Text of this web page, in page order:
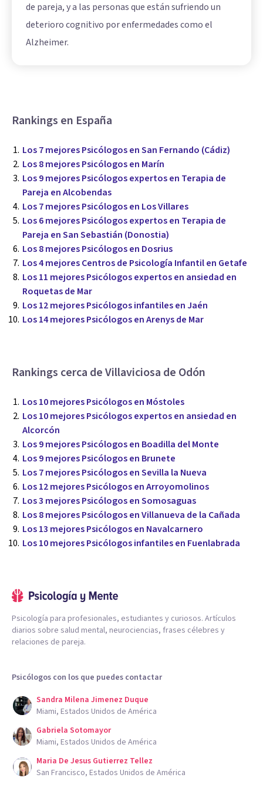
de pareja, y a las personas que están sufriendo un
deterioro cognitivo por enfermedades como el
Alzheimer.
Rankings en España
Los 7 mejores Psicólogos en San Fernando (Cádiz)
Los 8 mejores Psicólogos en Marín
Los 9 mejores Psicólogos expertos en Terapia de
Pareja en Alcobendas
Los 7 mejores Psicólogos en Los Villares
Los 6 mejores Psicólogos expertos en Terapia de
Pareja en San Sebastián (Donostia)
Los 8 mejores Psicólogos en Dosrius
Los 4 mejores Centros de Psicología Infantil en Getafe
Los 11 mejores Psicólogos expertos en ansiedad en
Roquetas de Mar
Los 12 mejores Psicólogos infantiles en Jaén
Los 14 mejores Psicólogos en Arenys de Mar
Rankings cerca de Villaviciosa de Odón
Los 10 mejores Psicólogos en Móstoles
Los 10 mejores Psicólogos expertos en ansiedad en
Alcorcón
Los 9 mejores Psicólogos en Boadilla del Monte
Los 9 mejores Psicólogos en Brunete
Los 7 mejores Psicólogos en Sevilla la Nueva
Los 12 mejores Psicólogos en Arroyomolinos
Los 3 mejores Psicólogos en Somosaguas
Los 8 mejores Psicólogos en Villanueva de la Cañada
Los 13 mejores Psicólogos en Navalcarnero
Los 10 mejores Psicólogos infantiles en Fuenlabrada
Psicología para profesionales, estudiantes y curiosos. Artículos
diarios sobre salud mental, neurociencias, frases célebres y
relaciones de pareja.
Psicólogos con los que puedes contactar
Sandra Milena Jimenez Duque
Miami, Estados Unidos de América
Gabriela Sotomayor
Miami, Estados Unidos de América
Maria De Jesus Gutierrez Tellez
San Francisco, Estados Unidos de América